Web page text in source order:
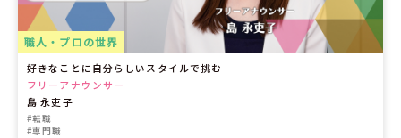
職人・プロの世界
好きなことに自分らしいスタイルで挑む
フリーアナウンサー
島 永吏子
#転職
#専門職